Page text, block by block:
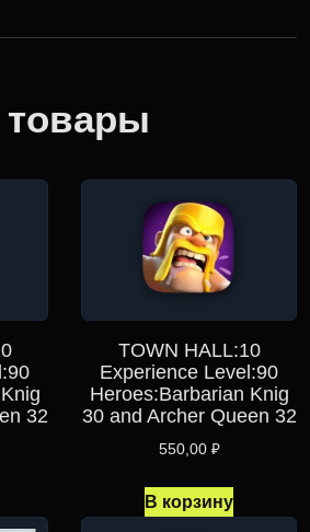
32
TOWN HALL:10
Experience Level:90
Heroes:Barbarian Knig
30 and Archer Queen 32
550,00 ₽
В корзину